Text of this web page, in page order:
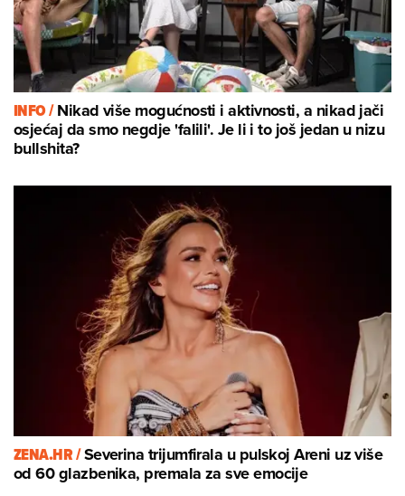
INFO /Nikad više mogućnosti i aktivnosti, a nikad jači
osjećaj da smo negdje 'falili'. Je li i to još jedan u nizu
bullshita?
ZENA.HR /Severina trijumfirala u pulskoj Areni uz više
od 60 glazbenika, premala za sve emocije